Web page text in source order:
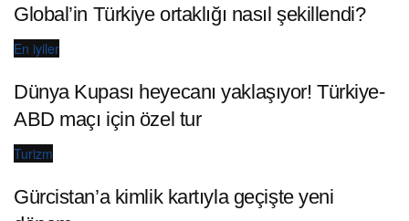
Global’in Türkiye ortaklığı nasıl şekillendi?
En iyiler
Dünya Kupası heyecanı yaklaşıyor! Türkiye-
ABD maçı için özel tur
Turizm
Gürcistan’a kimlik kartıyla geçişte yeni